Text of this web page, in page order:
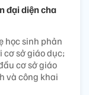
đại diện cha
học sinh phản
cơ sở giáo dục;
cơ sở giáo
và công khai